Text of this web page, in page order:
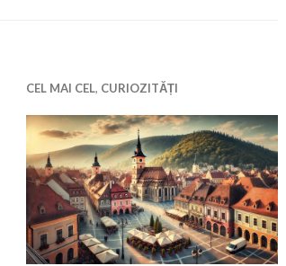
CEL MAI CEL, CURIOZITĂȚI